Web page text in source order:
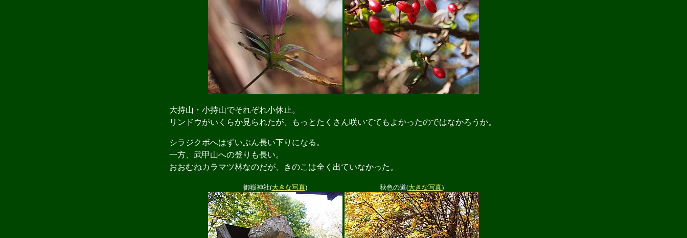
大持山・小持山でそれぞれ小休止。
リンドウがいくらか見られたが、もっとたくさん咲いててもよかったのではなかろうか。
シラジクボへはずいぶん長い下りになる。
一方、武甲山への登りも長い。
おおむねカラマツ林なのだが、きのこは全く出ていなかった。
御嶽神社(大きな写真) 秋色の道(大きな写真)